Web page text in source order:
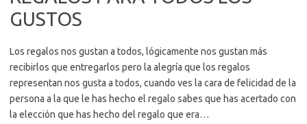
GUSTOS
Los regalos nos gustan a todos, lógicamente nos gustan más
recibirlos que entregarlos pero la alegría que los regalos
representan nos gusta a todos, cuando ves la cara de felicidad de la
persona a la que le has hecho el regalo sabes que has acertado con
la elección que has hecho del regalo que era…